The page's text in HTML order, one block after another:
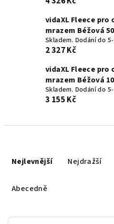
vidaXL Fleece
mrazem Béžová
Skladem. Dodání do
2 327 Kč
vidaXL Fleece
mrazem Béžová
Skladem. Dodání do
3 155 Kč
Nejlevnější Nejdražší
Abecedně